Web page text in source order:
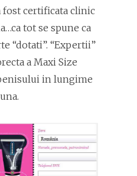
fost certificata clinic
tot se spune ca
“dotati”. “Expertii”
a Maxi Size
in lungime